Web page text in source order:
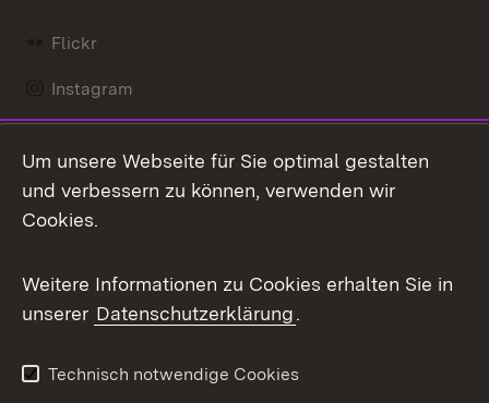
Flickr
Instagram
Mastodon
Messenger
Social Wall
X / Twitter
Youtube
Um unsere Webseite für Sie optimal gestalten
und verbessern zu können, verwenden wir
Cookies.
Weitere Informationen zu Cookies erhalten Sie in
unserer Datenschutzerklärung.
Technisch notwendige Cookies